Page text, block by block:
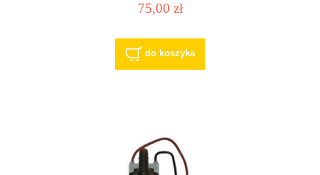
75,00 zł
do koszyka